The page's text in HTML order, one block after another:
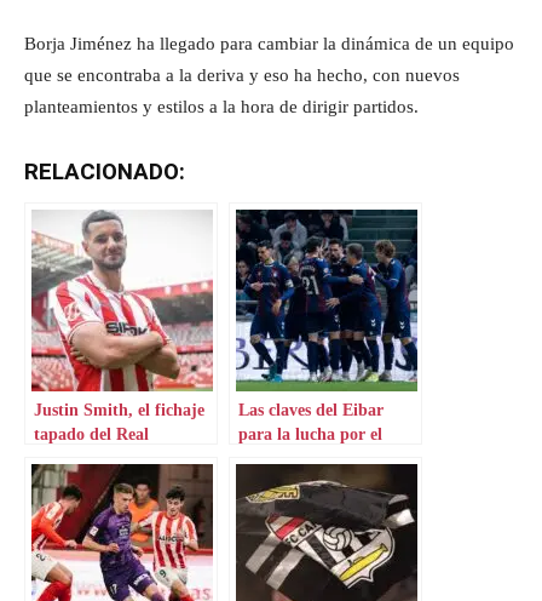
Borja Jiménez ha llegado para cambiar la dinámica de un equipo
que se encontraba a la deriva y eso ha hecho, con nuevos
planteamientos y estilos a la hora de dirigir partidos.
RELACIONADO:
Justin Smith, el fichaje
tapado del Real
Las claves del Eibar
para la lucha por el